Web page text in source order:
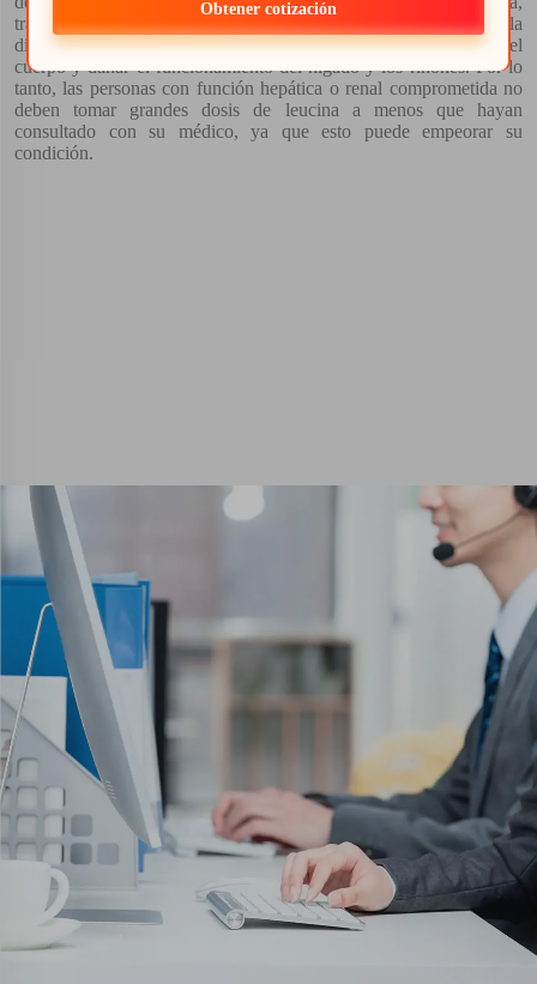
trastornos mentales y otros problemas. Demasiada leucina en la
dieta también puede aumentar la cantidad de amoníaco en el
cuerpo y dañar el funcionamiento del hígado y los riñones. Por lo
tanto, las personas con función hepática o renal comprometida no
deben tomar grandes dosis de leucina a menos que hayan
consultado con su médico, ya que esto puede empeorar su
condición.
Obtener cotización